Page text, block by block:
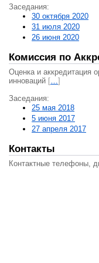
Заседания:
30 октября 2020
31 июля 2020
26 июня 2020
Комиссия по
Оценка и аккредитация
инноваций […]
Заседания:
25 мая 2018
5 июня 2017
27 апреля 2017
Контакты
Контактные телефоны,